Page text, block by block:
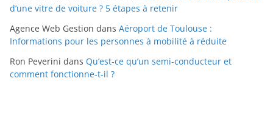
d’une vitre de voiture ? 5 étapes à retenir
Agence Web Gestion dans Aéroport de Toulouse :
Informations pour les personnes à mobilité à réduite
Ron Peverini dans Qu’est-ce qu’un semi-conducteur et
comment fonctionne-t-il ?